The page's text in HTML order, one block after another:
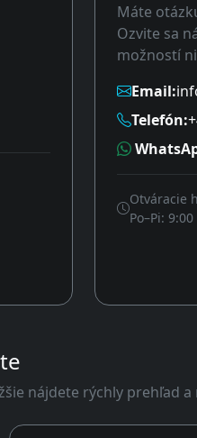
Máte
Ozvite sa
možností
Email:
Telefón:
Otváracie
Po–Pi:
nájdete rýchly prehľad a